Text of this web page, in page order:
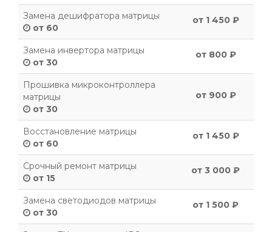
Замена дешифратора матрицы
от 60
от 1 450 ₽
Замена инвертора матрицы
от 30
от 800 ₽
Прошивка микроконтроллера
матрицы
от 30
от 900 ₽
Восстановление матрицы
от 60
от 1 450 ₽
Срочный ремонт матрицы
от 15
от 3 000 ₽
Замена светодиодов матрицы
от 30
от 1 500 ₽